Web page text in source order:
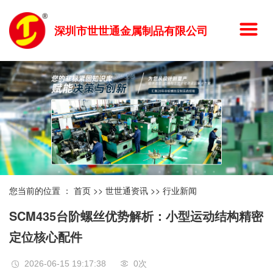
深圳市世世通金属制品有限公司
您当前的位置 ： 首页 >> 世世通资讯 >> 行业新闻
SCM435台阶螺丝优势解析：小型运动结构精密
定位核心配件
2026-06-15 19:17:38 0次